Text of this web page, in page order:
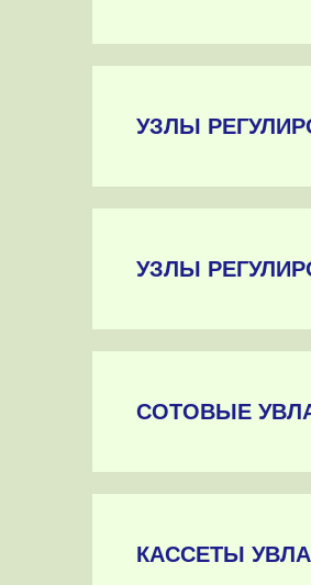
УЗЛЫ
УЗЛЫ
СОТОВЫЕ
КАССЕТЫ